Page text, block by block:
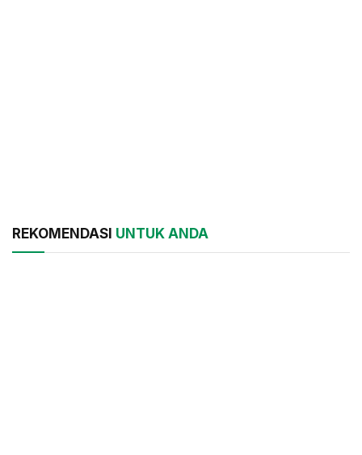
REKOMENDASI UNTUK ANDA